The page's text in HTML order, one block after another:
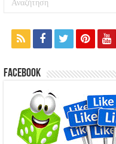
Facebook